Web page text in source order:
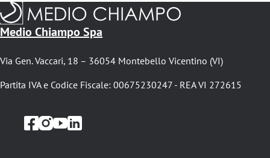
Medio Chiampo Spa
Via Gen. Vaccari, 18 – 36054 Montebello Vicentino (VI)
Partita IVA e Codice Fiscale: 00675230247 - REA VI 272615